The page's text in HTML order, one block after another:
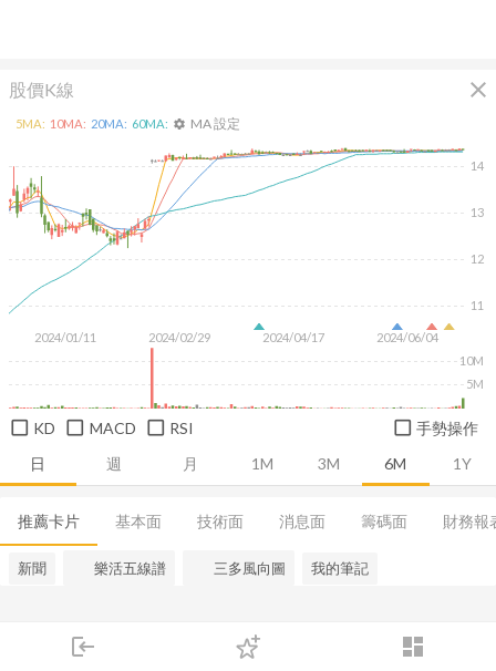
login dashboard
下單
股價K線 close
日 週 月 1M 3M 6M 1Y
2024/01/11 2024/02/29 2024/04/17 2024/06/04
11
12
13
14
5M
10M
5MA: 10MA: 20MA: 60MA: settings MA 設定
KD MACD RSI 手勢操作
推薦卡片 基本面 技術面 消息面 籌碼面 財務報
新聞 樂活五線譜 三多風向圖 我的筆記